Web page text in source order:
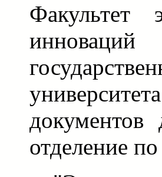
Факультет
документов
отделение